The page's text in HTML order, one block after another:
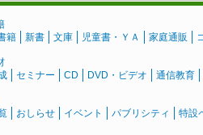
籍 新書 文庫 児童書・ＹＡ 家庭通販
セミナー CD DVD・ビデオ 通信教育
おしらせ イベント パブリシティ 特設